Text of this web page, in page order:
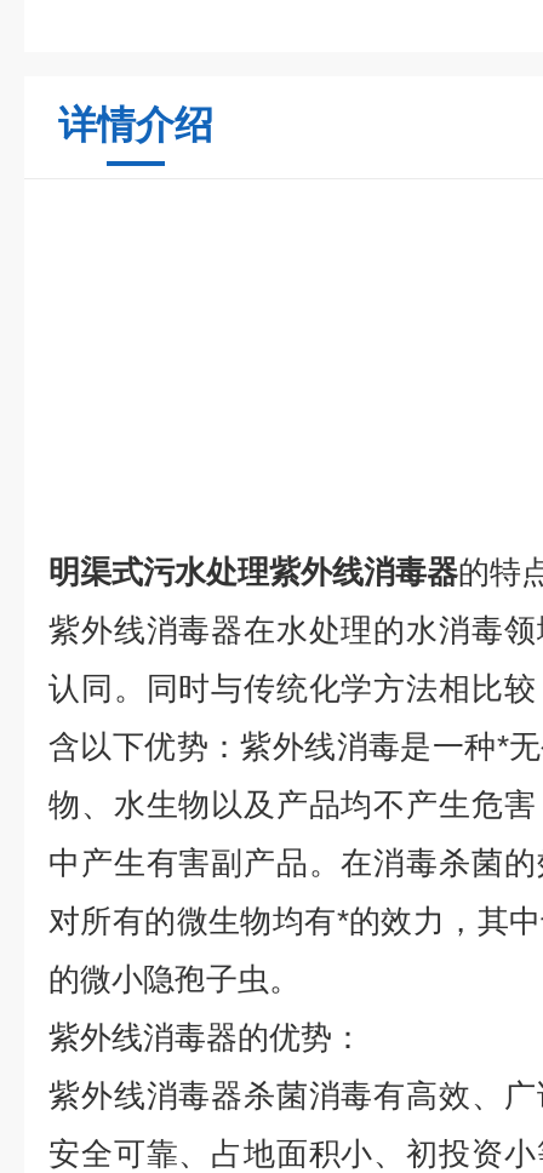
详情介绍
明渠式污水处理紫外线消毒器的特
紫外线消毒器在水处理的水消毒
认同。同时与传统化学方法相比
含以下优势：紫外线消毒是一种*
物、水生物以及产品均不产生危
中产生有害副产品。在消毒杀菌
对所有的微生物均有*的效力，其
的微小隐孢子虫。
紫外线消毒器的优势：
紫外线消毒器杀菌消毒有高效、
安全可靠、占地面积小、初投资